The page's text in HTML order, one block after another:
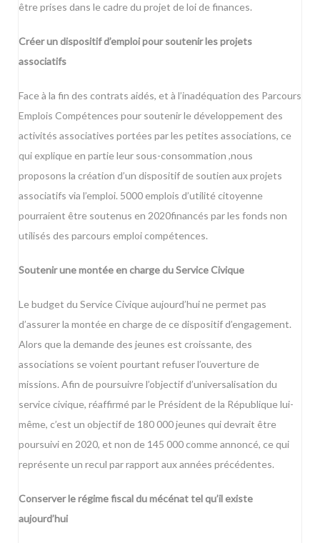
être prises dans le cadre du projet de loi de finances.
Créer un dispositif d’emploi pour soutenir les projets
associatifs
Face à la fin des contrats aidés, et à l’inadéquation des Parcours
Emplois Compétences pour soutenir le développement des
activités associatives portées par les petites associations, ce
qui explique en partie leur sous-consommation ,nous
proposons la création d’un dispositif de soutien aux projets
associatifs via l’emploi. 5000 emplois d’utilité citoyenne
pourraient être soutenus en 2020financés par les fonds non
utilisés des parcours emploi compétences.
Soutenir une montée en charge du Service Civique
Le budget du Service Civique aujourd’hui ne permet pas
d’assurer la montée en charge de ce dispositif d’engagement.
Alors que la demande des jeunes est croissante, des
associations se voient pourtant refuser l’ouverture de
missions. Afin de poursuivre l’objectif d’universalisation du
service civique, réaffirmé par le Président de la République lui-
même, c’est un objectif de 180 000 jeunes qui devrait être
poursuivi en 2020, et non de 145 000 comme annoncé, ce qui
représente un recul par rapport aux années précédentes.
Conserver le régime fiscal du mécénat tel qu’il existe
aujourd’hui